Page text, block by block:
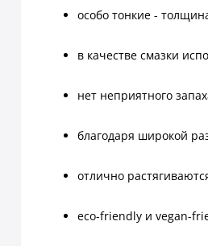
особо тонкие -
в качестве смазки
нет неприятного
благодаря широкой
отлично
eco-friendly и vegan-